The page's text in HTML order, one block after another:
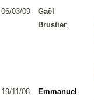
06/03/09
Gaël
Brustier,
19/11/08
Emmanuel